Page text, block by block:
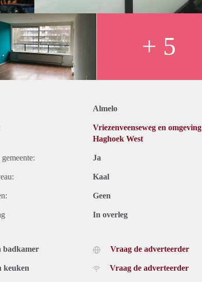
+ 5
Almelo
Vriezenveenseweg en omgeving
Haghoek West
Ja
Kaal
Geen
In overleg
badkamer
keuken
Vraag de adverteerder
Vraag de adverteerder